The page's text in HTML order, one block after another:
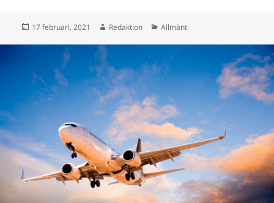
Postat
17 februari, 2021 Författare
Redaktion Kategorier
Allmänt